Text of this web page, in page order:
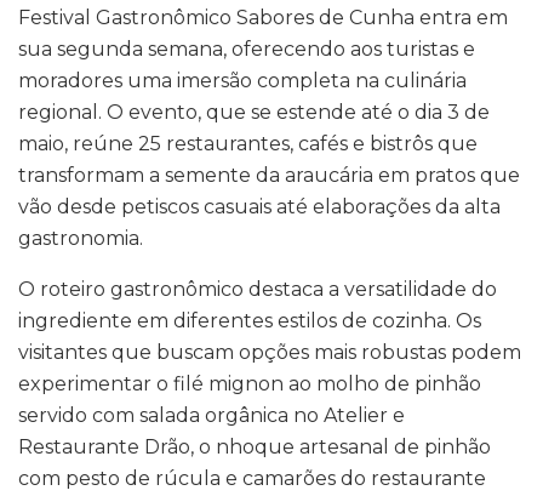
Festival Gastronômico Sabores de Cunha entra em
sua segunda semana, oferecendo aos turistas e
moradores uma imersão completa na culinária
regional. O evento, que se estende até o dia 3 de
maio, reúne 25 restaurantes, cafés e bistrôs que
transformam a semente da araucária em pratos que
vão desde petiscos casuais até elaborações da alta
gastronomia.
O roteiro gastronômico destaca a versatilidade do
ingrediente em diferentes estilos de cozinha. Os
visitantes que buscam opções mais robustas podem
experimentar o filé mignon ao molho de pinhão
servido com salada orgânica no Atelier e
Restaurante Drão, o nhoque artesanal de pinhão
com pesto de rúcula e camarões do restaurante